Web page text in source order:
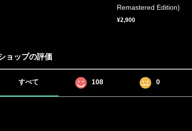
Remastered Edition)
¥2,900
ョップの評価
すべて 108 0